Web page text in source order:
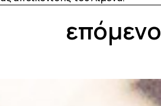
επόμενο